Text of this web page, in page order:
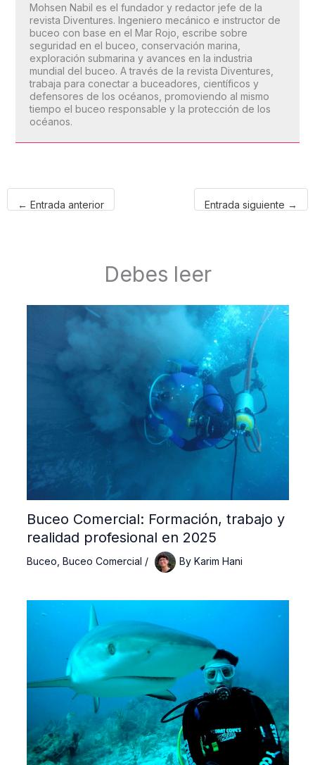
Mohsen Nabil es el fundador y redactor jefe de la
revista Diventures. Ingeniero mecánico e instructor de
buceo con base en el Mar Rojo, escribe sobre
seguridad en el buceo, conservación marina,
exploración submarina y avances en la industria
mundial del buceo. A través de la revista Diventures,
trabaja para conectar a buceadores, científicos y
defensores de los océanos, promoviendo al mismo
tiempo el buceo responsable y la protección de los
océanos.
← Entrada anterior Entrada siguiente →
Debes leer
Buceo Comercial: Formación, trabajo y
realidad profesional en 2025
Buceo Buceo Comercial / By Karim Hani